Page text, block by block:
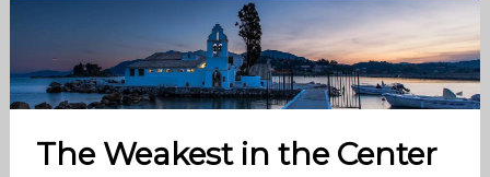
The Weakest in the Center